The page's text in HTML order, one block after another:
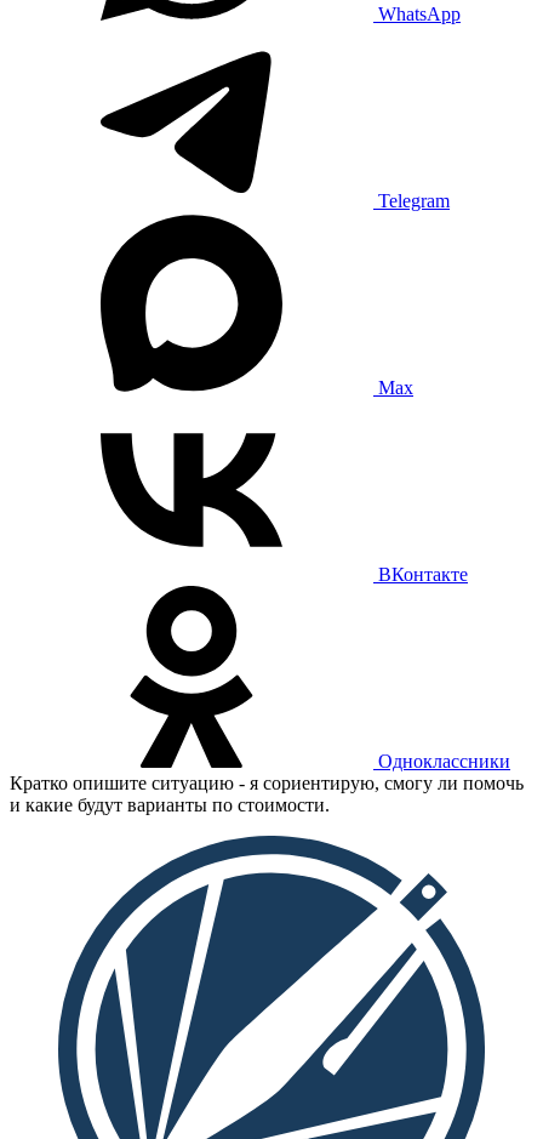
WhatsApp
Telegram
Max
ВКонтакте
Одноклассники
Кратко опишите ситуацию - я сориентирую, смогу ли помочь
и какие будут варианты по стоимости.